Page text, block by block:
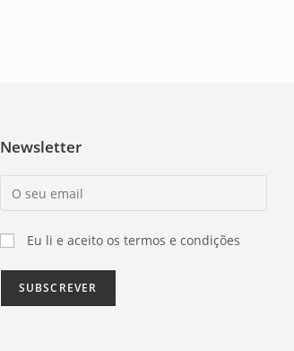
Newsletter
Eu li e aceito os termos e condições